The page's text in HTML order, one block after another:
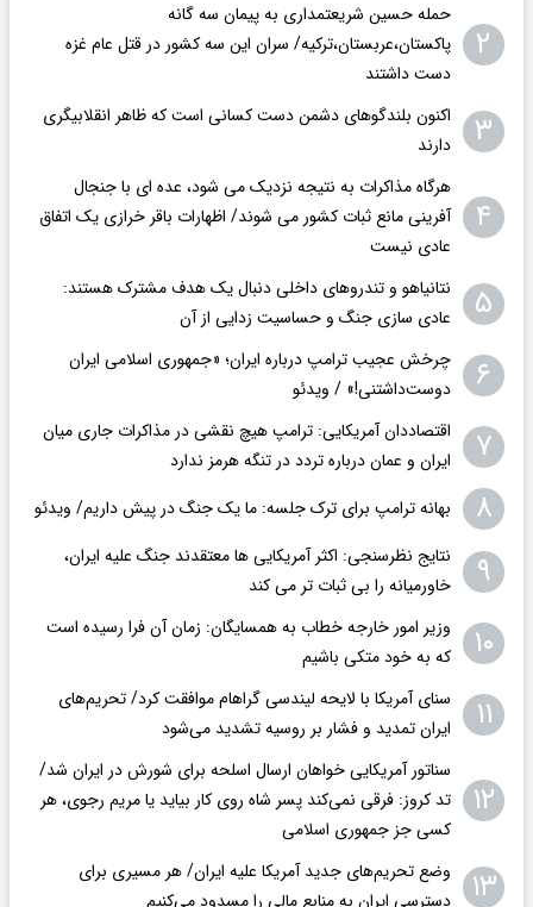
۲
حمله حسین شریعتمداری به پیمان سه گانه
پاکستان،عربستان،ترکیه/ سران این سه کشور در قتل عام غزه
دست داشتند
۳
اکنون بلندگوهای دشمن دست کسانی است که ظاهر انقلابیگری
دارند
۴
هرگاه مذاکرات به نتیجه نزدیک می شود، عده ای با جنجال
آفرینی مانع ثبات کشور می شوند/ اظهارات باقر خرازی یک اتفاق
عادی نیست
۵
نتانیاهو و تندروهای داخلی دنبال یک هدف مشترک هستند:
عادی سازی جنگ و حساسیت زدایی از آن
۶
چرخش عجیب ترامپ درباره ایران؛ «جمهوری اسلامی ایران
دوست‌داشتنی!» / ویدئو
۷
اقتصاددان آمریکایی: ترامپ هیچ نقشی در مذاکرات جاری میان
ایران و عمان درباره تردد در تنگه هرمز ندارد
۸ بهانه ترامپ برای ترک جلسه: ما یک جنگ در پیش داریم/ ویدئو
۹
نتایج نظرسنجی: اکثر آمریکایی ها معتقدند جنگ علیه ایران،
خاورمیانه را بی ثبات تر می کند
۱۰
وزیر امور خارجه خطاب به همسایگان: زمان آن فرا رسیده است
که به خود متکی باشیم
۱۱
سنای آمریکا با لایحه لیندسی گراهام موافقت کرد/ تحریم‌های
ایران تمدید و فشار بر روسیه تشدید می‌شود
۱۲
سناتور آمریکایی خواهان ارسال اسلحه برای شورش در ایران شد/
تد کروز: فرقی نمی‌کند پسر شاه روی کار بیاید یا مریم رجوی، هر
کسی جز جمهوری اسلامی
۱۳
وضع تحریم‌های جدید آمریکا علیه ایران/ هر مسیری برای
دسترسی ایران به منابع مالی را مسدود می‌کنیم